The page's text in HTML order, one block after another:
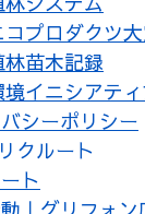
コプロダクツ
林苗木記録
境イニシアテ
シーポリシー
クルート
ト